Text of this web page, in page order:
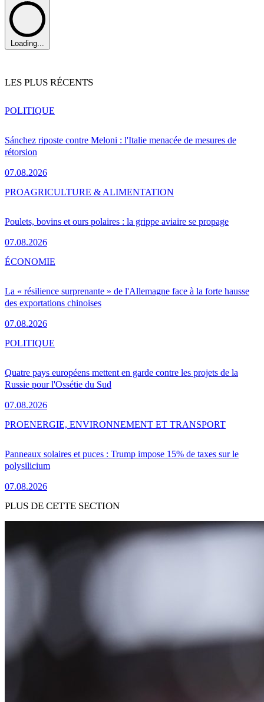
Loading...
LES PLUS RÉCENTS
Sánchez riposte contre Meloni : l'Italie menacée de mesures de
rétorsion
07.08.2026
POLITIQUE
Poulets, bovins et ours polaires : la grippe aviaire se propage
07.08.2026
PROAGRICULTURE & ALIMENTATION
La « résilience surprenante » de l'Allemagne face à la forte hausse
des exportations chinoises
07.08.2026
ÉCONOMIE
Quatre pays européens mettent en garde contre les projets de la
Russie pour l'Ossétie du Sud
07.08.2026
POLITIQUE
Panneaux solaires et puces : Trump impose 15% de taxes sur le
polysilicium
07.08.2026
PROENERGIE, ENVIRONNEMENT ET TRANSPORT
PLUS DE CETTE SECTION